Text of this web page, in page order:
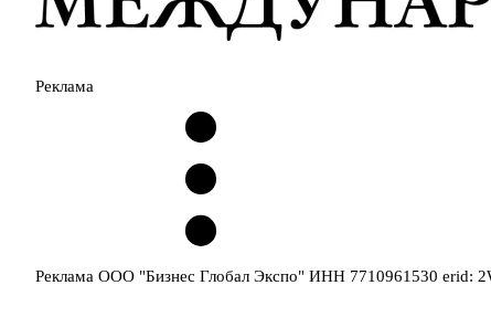
Реклама
Реклама ООО "Бизнес Глобал Экспо" ИНН 7710961530 erid: